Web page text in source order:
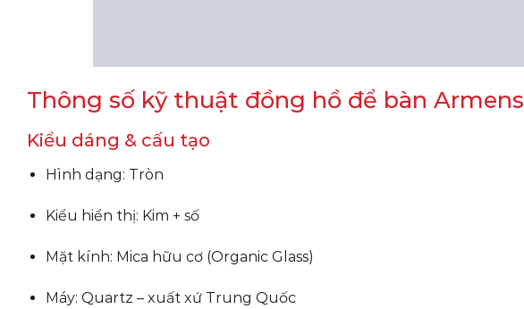
Thông số kỹ thuật đồng hồ để bàn Armens
Kiểu dáng & cấu tạo
Hình dạng: Tròn
Kiểu hiển thị: Kim + số
Mặt kính: Mica hữu cơ (Organic Glass)
Máy: Quartz – xuất xứ Trung Quốc